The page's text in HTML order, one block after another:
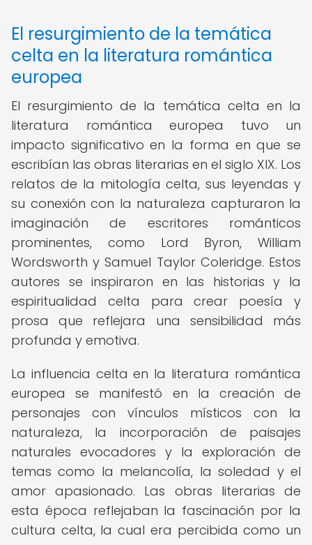
El resurgimiento de la temática
celta en la literatura romántica
europea
El resurgimiento de la temática celta en la
literatura romántica europea tuvo un
impacto significativo en la forma en que se
escribían las obras literarias en el siglo XIX. Los
relatos de la mitología celta, sus leyendas y
su conexión con la naturaleza capturaron la
imaginación de escritores románticos
prominentes, como Lord Byron, William
Wordsworth y Samuel Taylor Coleridge. Estos
autores se inspiraron en las historias y la
espiritualidad celta para crear poesía y
prosa que reflejara una sensibilidad más
profunda y emotiva.
La influencia celta en la literatura romántica
europea se manifestó en la creación de
personajes con vínculos místicos con la
naturaleza, la incorporación de paisajes
naturales evocadores y la exploración de
temas como la melancolía, la soledad y el
amor apasionado. Las obras literarias de
esta época reflejaban la fascinación por la
cultura celta, la cual era percibida como un